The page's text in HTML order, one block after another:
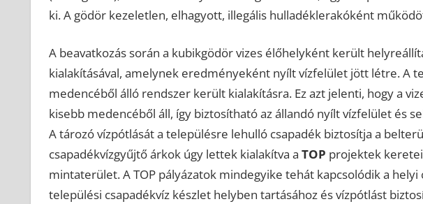
ki. A gödör kezeletlen, elhagyott, illegális hulladéklerakóként
A beavatkozás során a kubikgödör vizes élőhelyként került
kialakításával, amelynek eredményeként nyílt vízfelület jött létre. A
medencéből álló rendszer került kialakításra. Ez azt jelenti, hogy a
kisebb medencéből áll, így biztosítható az állandó nyílt vízfelület és
A tározó vízpótlását a településre lehulló csapadék biztosítja a
csapadékvízgyűjtő árkok úgy lettek kialakítva a TOP projektek
mintaterület. A TOP pályázatok mindegyike tehát kapcsolódik a helyi
települési csapadékvíz készlet helyben tartásához és vízpótlást